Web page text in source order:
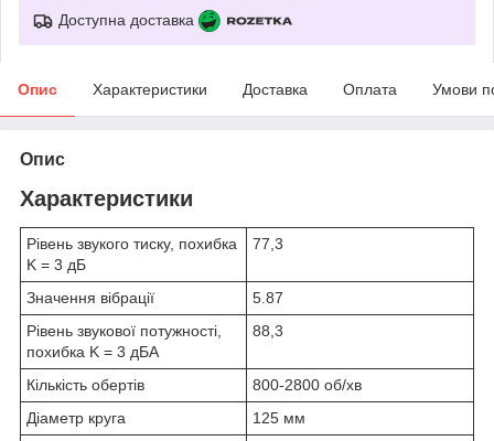
Доступна доставка
Опис Характеристики Доставка Оплата Умови
Опис
Характеристики
Рівень звукого тиску, похибка
K = 3 дБ
77,3
Значення вібрації
5.87
Рівень звукової потужності,
похибка K = 3 дБA
88,3
Кількість обертів
800-2800 об/хв
Діаметр круга
125 мм